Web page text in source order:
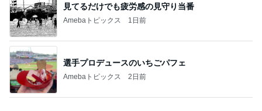
見てるだけでも疲労感の見守り当番
Amebaトピックス 1日前
選手プロデュースのいちごパフェ
Amebaトピックス 2日前